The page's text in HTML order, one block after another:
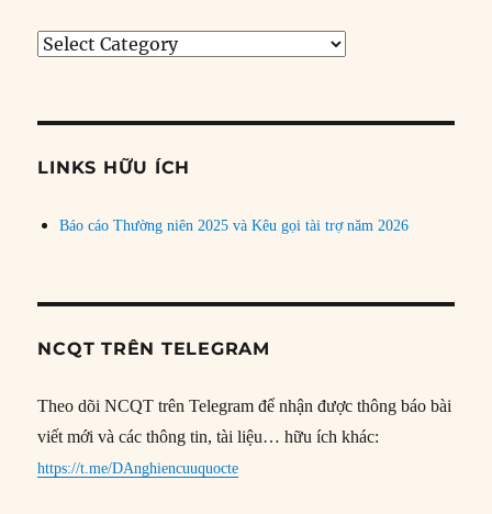
Tìm
đề
LINKS HỮU ÍCH
Báo cáo Thường niên 2025 và Kêu gọi tài trợ năm 2026
NCQT TRÊN TELEGRAM
Theo dõi NCQT trên Telegram để nhận được thông báo bài
viết mới và các thông tin, tài liệu… hữu ích khác:
https://t.me/DAnghiencuuquocte